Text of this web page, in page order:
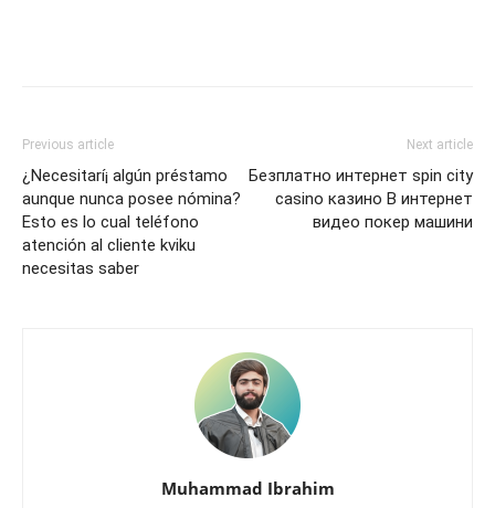
Previous article
¿Necesitarí¡ algún préstamo
aunque nunca posee nómina?
Esto es lo cual teléfono
atención al cliente kviku
necesitas saber
Next article
Безплатно интернет spin city
casino казино В интернет
видео покер машини
Muhammad Ibrahim